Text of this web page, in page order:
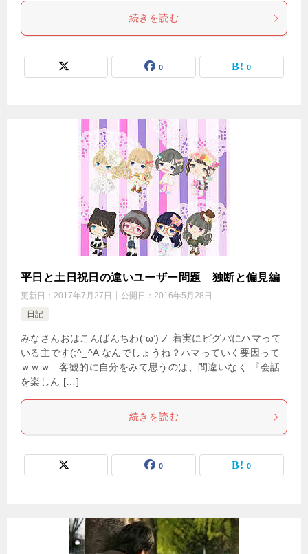
続きを読む
0 0
平日と土日祝日の違いユーザー問題 独断と偏見編
更新日： 2017年7月27日 公開日： 2016年5月28日
日記
みなさんおはこんばんちわ(‘ω’)ノ 着実にピグパにハマって
いる主です(;^_^A なんでしょうね？ハマっていく要因って
ｗｗｗ 客観的に自分をみて思うのは、間違いなく 『会話
を楽しん […]
続きを読む
0 0